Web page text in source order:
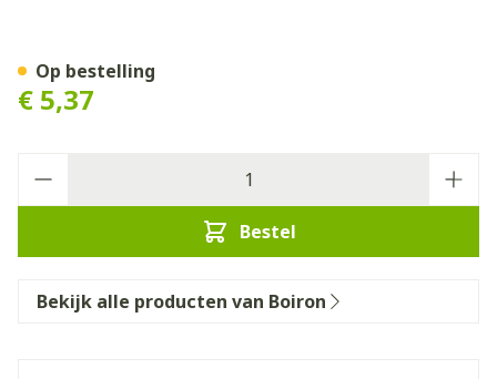
€ 5,37
Bestel
Op bestelling
Bekijk alle producten van Boiron